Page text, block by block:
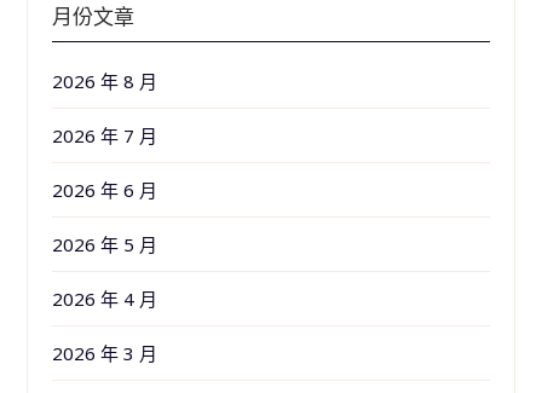
月份文章
2026 年 8 月
2026 年 7 月
2026 年 6 月
2026 年 5 月
2026 年 4 月
2026 年 3 月